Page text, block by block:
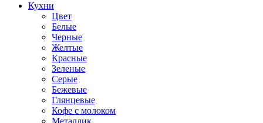
Кухни
Цвет
Белые
Черные
Желтые
Красные
Зеленые
Серые
Бежевые
Глянцевые
Кофе с молоком
Металлик